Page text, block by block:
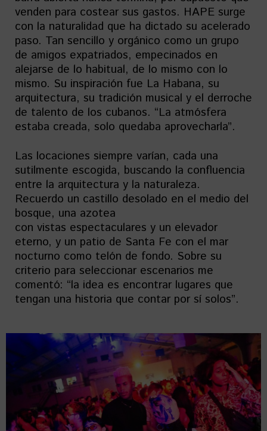
venden para costear sus gastos. HAPE surge
con la naturalidad que ha dictado su acelerado
paso. Tan sencillo y orgánico como un grupo
de amigos expatriados, empecinados en
alejarse de lo habitual, de lo mismo con lo
mismo. Su inspiración fue La Habana, su
arquitectura, su tradición musical y el derroche
de talento de los cubanos. “La atmósfera
estaba creada, solo quedaba aprovecharla”.
Las locaciones siempre varían, cada una
sutilmente escogida, buscando la confluencia
entre la arquitectura y la naturaleza.
Recuerdo un castillo desolado en el medio del
bosque, una azotea
con vistas espectaculares y un elevador
eterno, y un patio de Santa Fe con el mar
nocturno como telón de fondo. Sobre su
criterio para seleccionar escenarios me
comentó: “la idea es encontrar lugares que
tengan una historia que contar por sí solos”.